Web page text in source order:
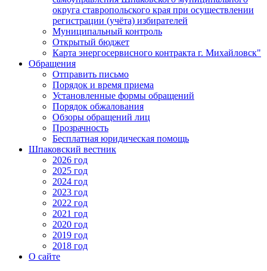
округа ставропольского края при осуществлении
регистрации (учёта) избирателей
Муниципальный контроль
Открытый бюджет
Карта энергосервисного контракта г. Михайловск"
Обращения
Отправить письмо
Порядок и время приема
Установленные формы обращений
Порядок обжалования
Обзоры обращений лиц
Прозрачность
Бесплатная юридическая помощь
Шпаковский вестник
2026 год
2025 год
2024 год
2023 год
2022 год
2021 год
2020 год
2019 год
2018 год
О сайте